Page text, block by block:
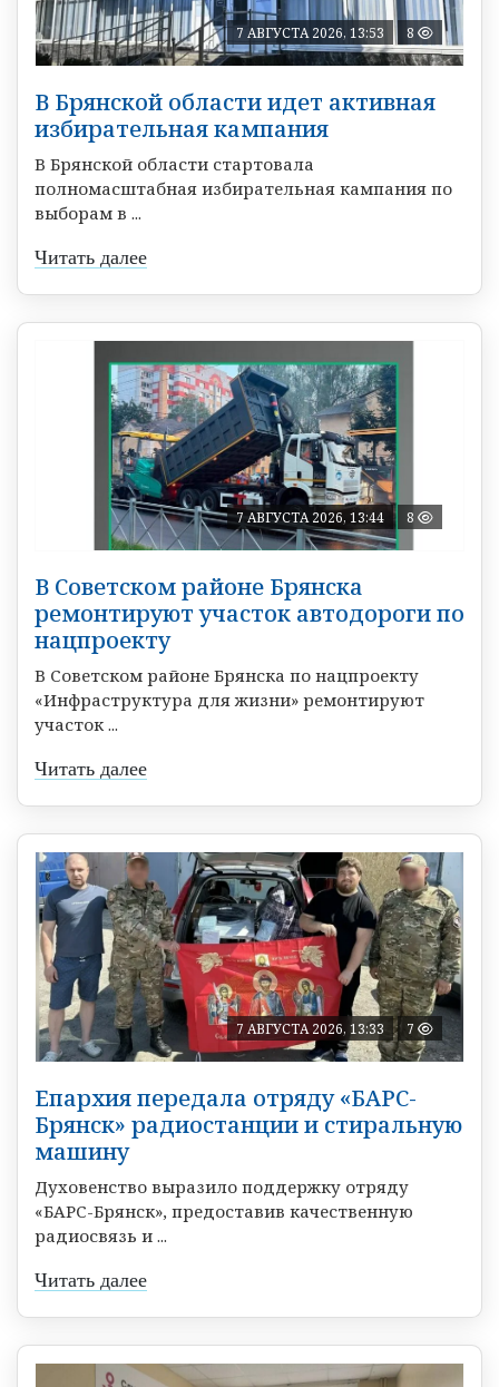
7 АВГУСТА 2026, 13:53 8
В Брянской области идет активная
избирательная кампания
В Брянской области стартовала
полномасштабная избирательная кампания по
выборам в ...
Читать далее
7 АВГУСТА 2026, 13:44 8
В Советском районе Брянска
ремонтируют участок автодороги по
нацпроекту
В Советском районе Брянска по нацпроекту
«Инфраструктура для жизни» ремонтируют
участок ...
Читать далее
7 АВГУСТА 2026, 13:33 7
Епархия передала отряду «БАРС-
Брянск» радиостанции и стиральную
машину
Духовенство выразило поддержку отряду
«БАРС-Брянск», предоставив качественную
радиосвязь и ...
Читать далее